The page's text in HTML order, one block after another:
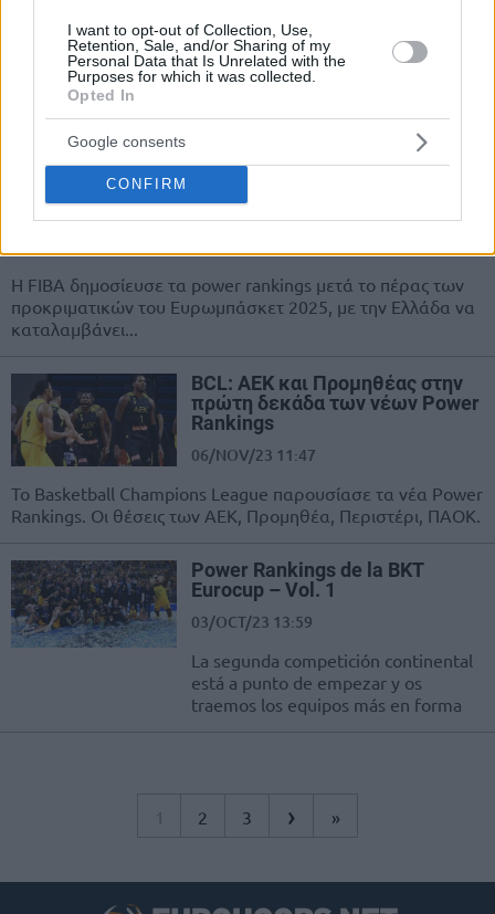
I want to opt-out of Collection, Use,
Retention, Sale, and/or Sharing of my
Personal Data that Is Unrelated with the
Purposes for which it was collected.
Opted In
Google consents
CONFIRM
Η Εθνική ομάδα της Ελλάδας έπεσε στην έκτη θέση,
στα Power Rankings της FIBA ενόψει των Ολυμπιακών
Αγώνων. Πρωτιά για...
Ελλάδα: Στην τέταρτη θέση των
power rankings μετά το 2/2 στα
Ευρωμπάσκετ 2025
Η FIBA δημοσίευσε τα power rankings μετά το πέρας των
προκριματικών του Ευρωμπάσκετ 2025, με την Ελλάδα να
καταλαμβάνει...
BCL: ΑΕΚ και Προμηθέας στην
πρώτη δεκάδα των νέων Power
Rankings
06/NOV/23 11:47
Το Basketball Champions League παρουσίασε τα νέα Power
Rankings. Οι θέσεις των ΑΕΚ, Προμηθέα, Περιστέρι, ΠΑΟΚ.
Power Rankings de la BKT
Eurocup – Vol. 1
03/OCT/23 13:59
La segunda competición continental
está a punto de empezar y os
traemos los equipos más en forma
1 2 3 › »